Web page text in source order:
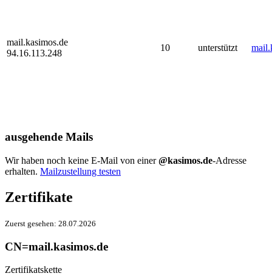
mail.kasimos.de
94.16.113.248
10 unterstützt
ausgehende Mails
Wir haben noch keine E-Mail von einer@kasimos.de-Adresse
erhalten. Mailzustellung testen
Zertifikate
Zuerst gesehen: 28.07.2026
CN=mail.kasimos.de
Zertifikatskette